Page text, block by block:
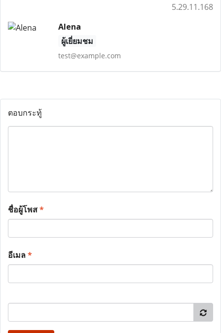
5.29.11.168
Alena
ผู้เยี่ยมชม
test@example.com
ตอบกระทู้
ชื่อผู้โพส*
อีเมล*